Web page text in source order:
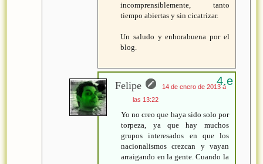
incomprensiblemente, tanto
tiempo abiertas y sin cicatrizar.
Un saludo y enhorabuena por el
blog.
Felipe
14 de enero de 2013 a
las 13:22
Yo no creo que haya sido solo por
torpeza, ya que hay muchos
grupos interesados en que los
nacionalismos crezcan y vayan
arraigando en la gente. Cuando la